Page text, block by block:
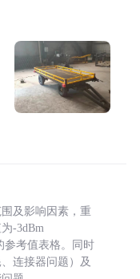
及影响因素，重
-3dBm
参考值表格。同时
连接器问题）及